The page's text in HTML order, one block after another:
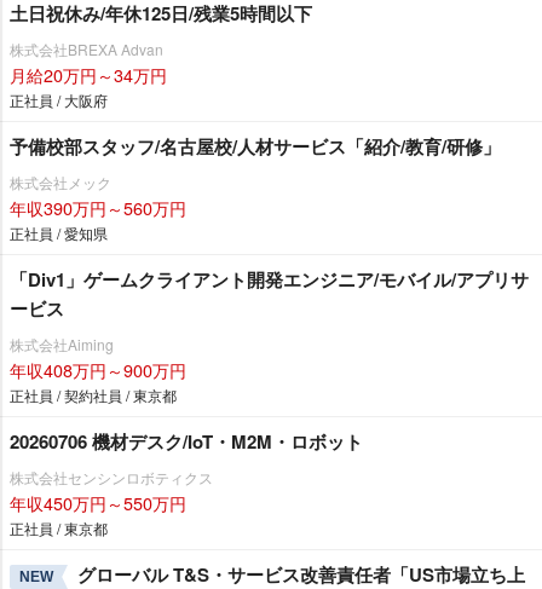
土日祝休み/年休125日/残業5時間以下
株式会社BREXA Advan
月給20万円～34万円
正社員 / 大阪府
予備校部スタッフ/名古屋校/人材サービス「紹介/教育/研修」
株式会社メック
年収390万円～560万円
正社員 / 愛知県
「Div1」ゲームクライアント開発エンジニア/モバイル/アプリサ
ービス
株式会社Aiming
年収408万円～900万円
正社員 / 契約社員 / 東京都
20260706 機材デスク/IoT・M2M・ロボット
株式会社センシンロボティクス
年収450万円～550万円
正社員 / 東京都
NEW グローバル T&S・サービス改善責任者「US市場立ち上